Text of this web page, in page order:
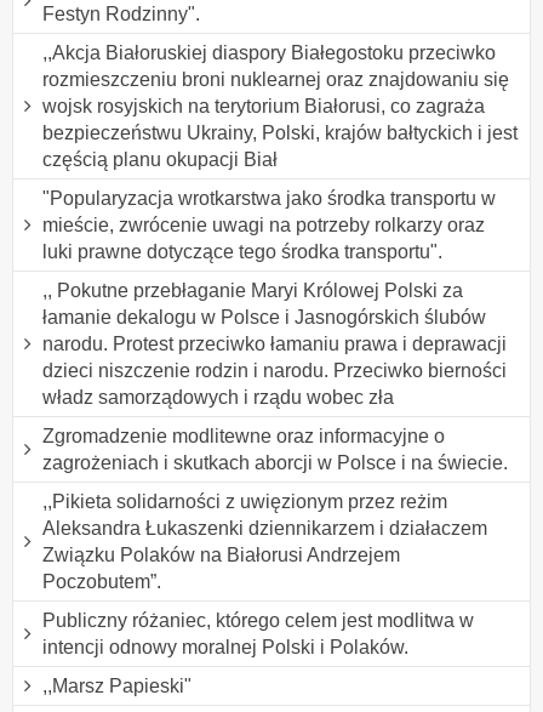
Festyn Rodzinny".
,,Akcja Białoruskiej diaspory Białegostoku przeciwko
rozmieszczeniu broni nuklearnej oraz znajdowaniu się
wojsk rosyjskich na terytorium Białorusi, co zagraża
bezpieczeństwu Ukrainy, Polski, krajów bałtyckich i jest
częścią planu okupacji Biał
"Popularyzacja wrotkarstwa jako środka transportu w
mieście, zwrócenie uwagi na potrzeby rolkarzy oraz
luki prawne dotyczące tego środka transportu".
,, Pokutne przebłaganie Maryi Królowej Polski za
łamanie dekalogu w Polsce i Jasnogórskich ślubów
narodu. Protest przeciwko łamaniu prawa i deprawacji
dzieci niszczenie rodzin i narodu. Przeciwko bierności
władz samorządowych i rządu wobec zła
Zgromadzenie modlitewne oraz informacyjne o
zagrożeniach i skutkach aborcji w Polsce i na świecie.
,,Pikieta solidarności z uwięzionym przez reżim
Aleksandra Łukaszenki dziennikarzem i działaczem
Związku Polaków na Białorusi Andrzejem
Poczobutem”.
Publiczny różaniec, którego celem jest modlitwa w
intencji odnowy moralnej Polski i Polaków.
,,Marsz Papieski"